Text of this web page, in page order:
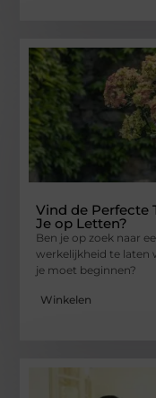
Vind de Perfecte
Je op Letten?
Ben je op zoek naar
werkelijkheid te laten
je moet beginnen?
Winkelen